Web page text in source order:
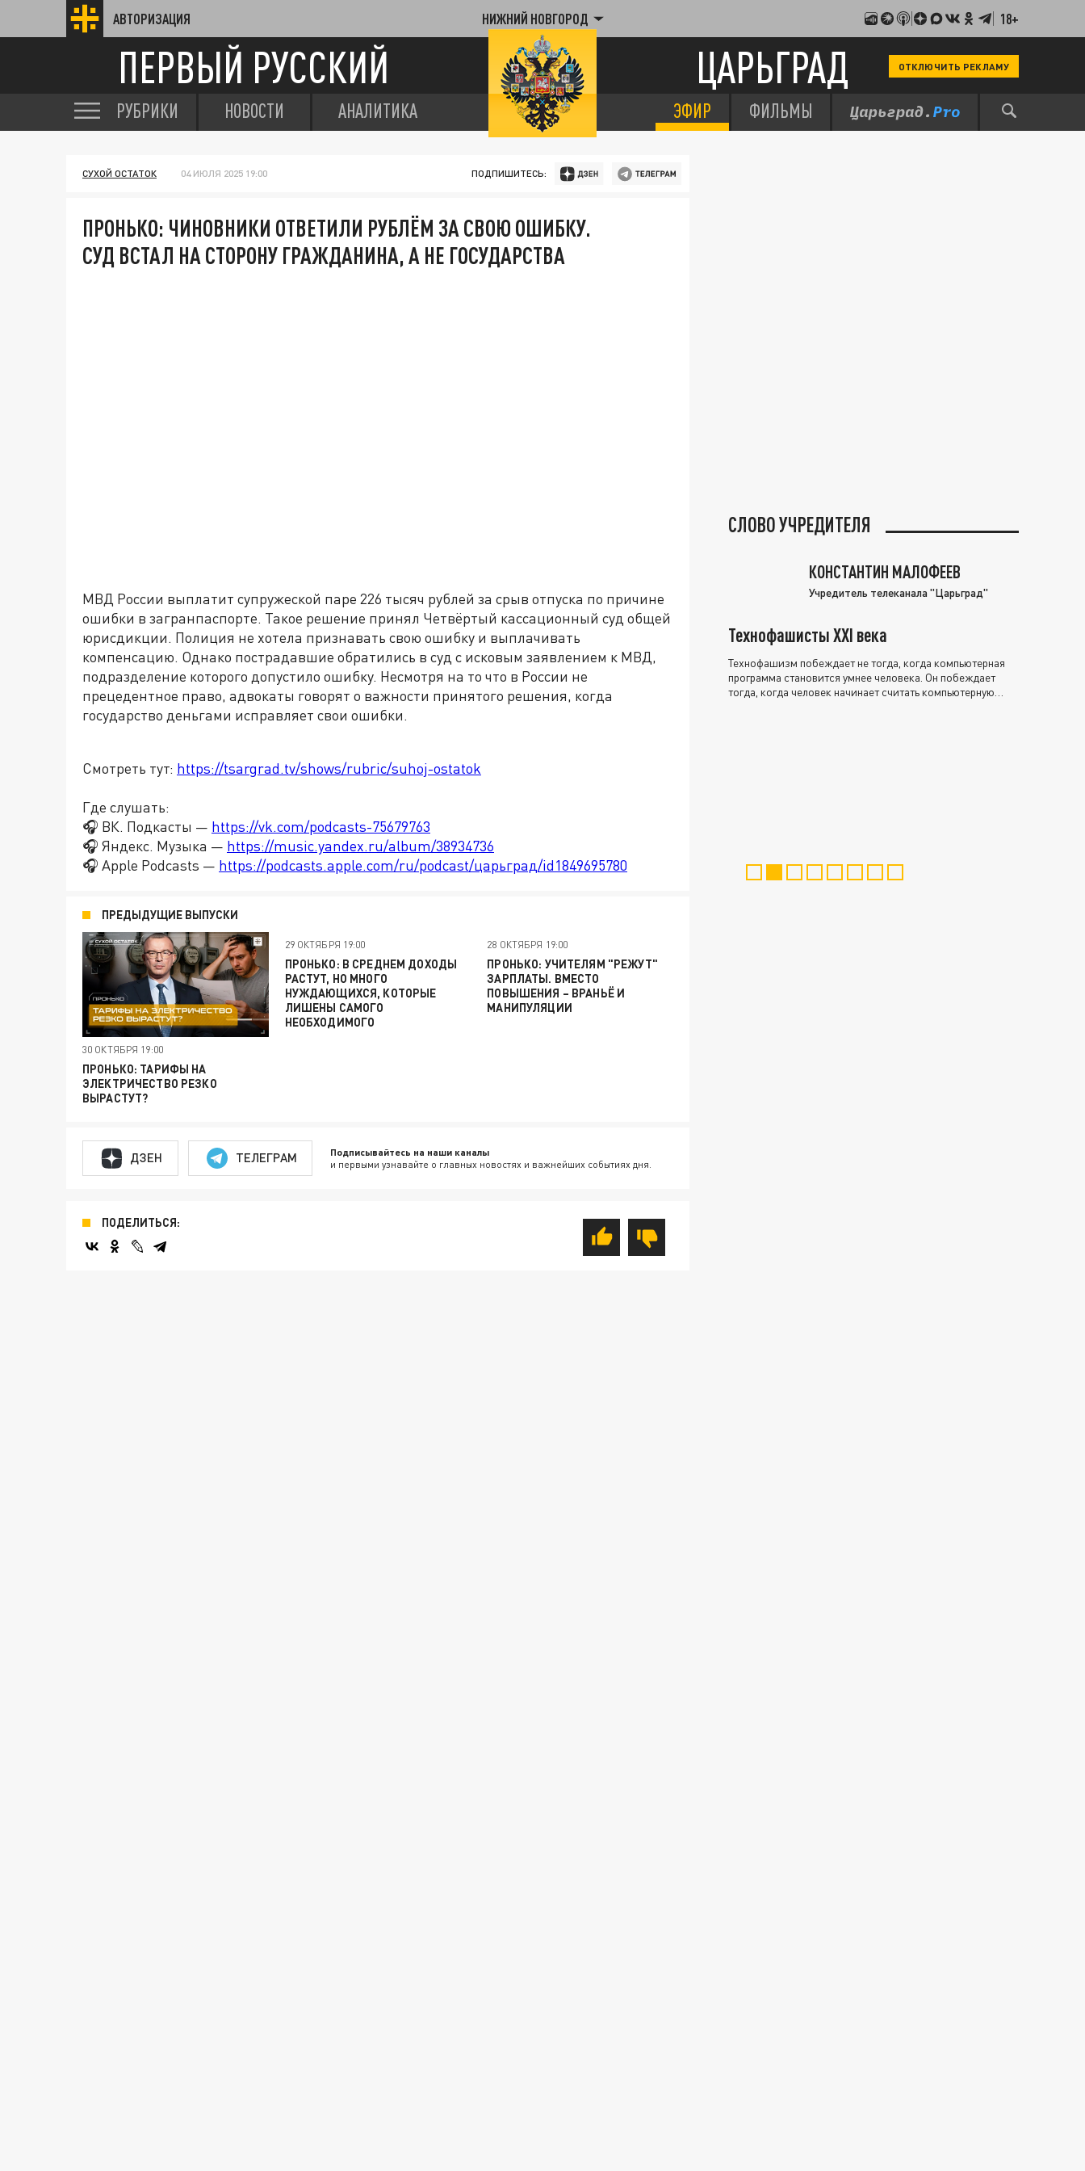
АВТОРИЗАЦИЯ НИЖНИЙ НОВГОРОД 18+
ПЕРВЫЙ РУССКИЙ ЦАРЬГРАД ОТКЛЮЧИТЬ РЕКЛАМУ
РУБРИКИ НОВОСТИ АНАЛИТИКА ЭФИР ФИЛЬМЫ
СУХОЙ ОСТАТОК 04 ИЮЛЯ 2025 19:00 ПОДПИШИТЕСЬ:
ПРОНЬКО: ЧИНОВНИКИ ОТВЕТИЛИ РУБЛЁМ ЗА СВОЮ ОШИБКУ.
СУД ВСТАЛ НА СТОРОНУ ГРАЖДАНИНА, А НЕ ГОСУДАРСТВА
МВД России выплатит супружеской паре 226 тысяч рублей за срыв отпуска по причине
ошибки в загранпаспорте. Такое решение принял Четвёртый кассационный суд общей
юрисдикции. Полиция не хотела признавать свою ошибку и выплачивать
компенсацию. Однако пострадавшие обратились в суд с исковым заявлением к МВД,
подразделение которого допустило ошибку. Несмотря на то что в России не
прецедентное право, адвокаты говорят о важности принятого решения, когда
государство деньгами исправляет свои ошибки.
Смотреть тут: https://tsargrad.tv/shows/rubric/suhoj-ostatok
Где слушать:
🎧 ВК. Подкасты — https://vk.com/podcasts-75679763
🎧 Яндекс. Музыка — https://music.yandex.ru/album/38934736
🎧 Apple Podcasts — https://podcasts.apple.com/ru/podcast/царьград/id1849695780
ПРЕДЫДУЩИЕ ВЫПУСКИ
30 ОКТЯБРЯ 19:00
ПРОНЬКО: ТАРИФЫ НА
ЭЛЕКТРИЧЕСТВО РЕЗКО
ВЫРАСТУТ?
29 ОКТЯБРЯ 19:00
ПРОНЬКО: В СРЕДНЕМ ДОХОДЫ
РАСТУТ, НО МНОГО
НУЖДАЮЩИХСЯ, КОТОРЫЕ
ЛИШЕНЫ САМОГО
НЕОБХОДИМОГО
28 ОКТЯБРЯ 19:00
ПРОНЬКО: УЧИТЕЛЯМ "РЕЖУТ"
ЗАРПЛАТЫ. ВМЕСТО
ПОВЫШЕНИЯ – ВРАНЬЁ И
МАНИПУЛЯЦИИ
ДЗЕН ТЕЛЕГРАМ Подписывайтесь на наши каналы
и первыми узнавайте о главных новостях и важнейших событиях дня.
ПОДЕЛИТЬСЯ:
СЛОВО УЧРЕДИТЕЛЯ
КОНСТАНТИН МАЛОФЕЕВ
Учредитель телеканала "Царьград"
Технофашисты XXI века
Технофашизм побеждает не тогда, когда компьютерная
программа становится умнее человека. Он побеждает
тогда, когда человек начинает считать компьютерную